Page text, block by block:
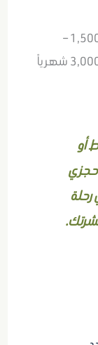
1,500 –
شهرياً
أو
.